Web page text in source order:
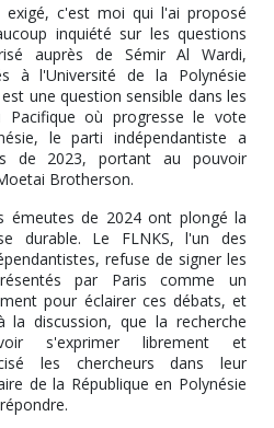
c'est moi qui l'ai proposé
inquiété sur les questions
auprès de Sémir Al Wardi,
à l'Université de la Polynésie
une question sensible dans les
Pacifique où progresse le vote
le parti indépendantiste a
de 2023, portant au pouvoir
Brotherson.
émeutes de 2024 ont plongé la
durable. Le FLNKS, l'un des
refuse de signer les
par Paris comme un
pour éclairer ces débats, et
discussion, que la recherche
s'exprimer librement et
les chercheurs dans leur
de la République en Polynésie